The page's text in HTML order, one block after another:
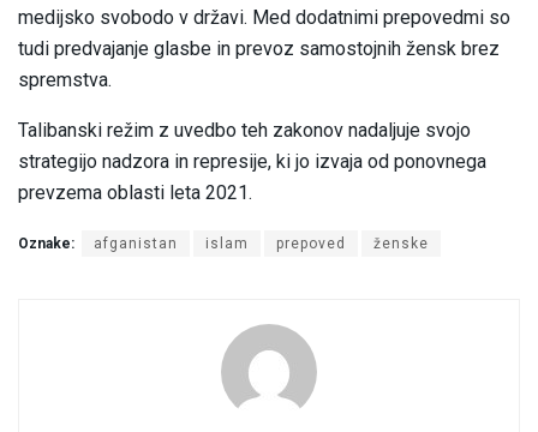
medijsko svobodo v državi. Med dodatnimi prepovedmi so
tudi predvajanje glasbe in prevoz samostojnih žensk brez
spremstva.
Talibanski režim z uvedbo teh zakonov nadaljuje svojo
strategijo nadzora in represije, ki jo izvaja od ponovnega
prevzema oblasti leta 2021.
Oznake: afganistan islam prepoved ženske